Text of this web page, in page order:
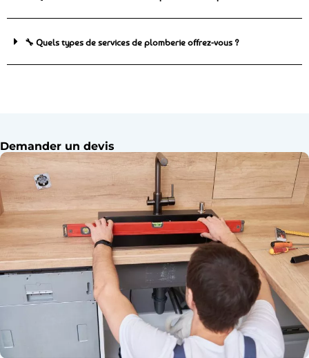
🔧 Quels types de services de plomberie offrez-vous ?
Demander un devis